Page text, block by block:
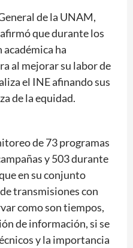
de la UNAM,
que durante los
ha
al mejorar su labor de
el INE afinando sus
de la equidad.
de 73 programas
y 503 durante
en su conjunto
transmisiones con
como son tiempos,
de información, si se
y la importancia